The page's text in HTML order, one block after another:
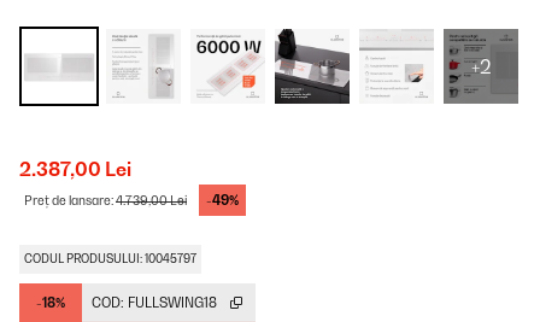
+2
2.387,00 Lei
Preț de lansare:4.739,00 Lei -49%
CODUL PRODUSULUI: 10045797
-18% COD: FULLSWING18